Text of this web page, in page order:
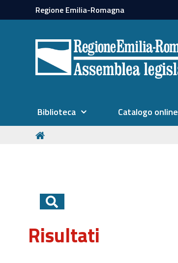
Regione Emilia-Romagna
Biblioteca Catalogo online
Risultati